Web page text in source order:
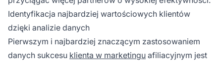
Identyfikacja najbardziej wartościowych klientów
dzięki analizie danych
Pierwszym i najbardziej znaczącym zastosowaniem
danych sukcesu klienta w marketingu afiliacyjnym jest